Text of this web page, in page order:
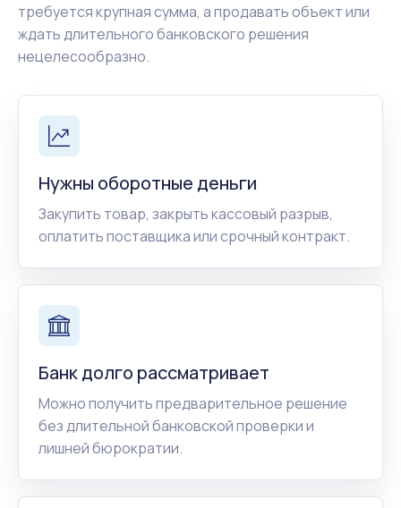
требуется крупная сумма, а продавать объект или
ждать длительного банковского решения
нецелесообразно.
Нужны оборотные деньги
Закупить товар, закрыть кассовый разрыв,
оплатить поставщика или срочный контракт.
Банк долго рассматривает
Можно получить предварительное решение
без длительной банковской проверки и
лишней бюрократии.